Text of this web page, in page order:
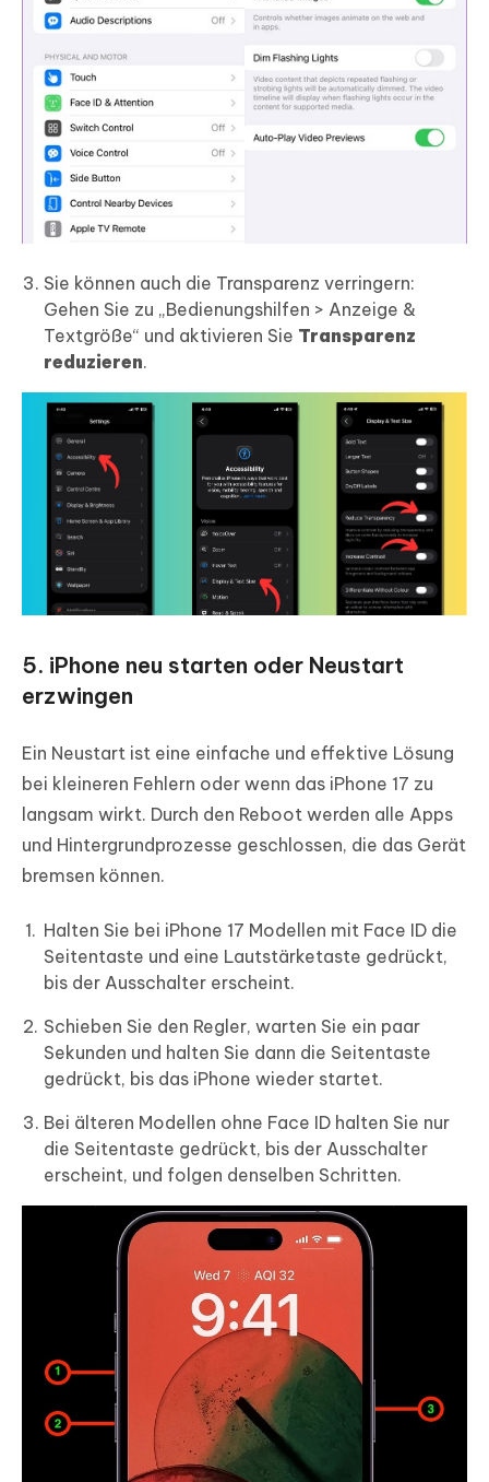
Sie können auch die Transparenz verringern:
Gehen Sie zu „Bedienungshilfen > Anzeige &
Textgröße“ und aktivieren Sie Transparenz
reduzieren.
5. iPhone neu starten oder Neustart
erzwingen
Ein Neustart ist eine einfache und effektive Lösung
bei kleineren Fehlern oder wenn das iPhone 17 zu
langsam wirkt. Durch den Reboot werden alle Apps
und Hintergrundprozesse geschlossen, die das Gerät
bremsen können.
Halten Sie bei iPhone 17 Modellen mit Face ID die
Seitentaste und eine Lautstärketaste gedrückt,
bis der Ausschalter erscheint.
Schieben Sie den Regler, warten Sie ein paar
Sekunden und halten Sie dann die Seitentaste
gedrückt, bis das iPhone wieder startet.
Bei älteren Modellen ohne Face ID halten Sie nur
die Seitentaste gedrückt, bis der Ausschalter
erscheint, und folgen denselben Schritten.